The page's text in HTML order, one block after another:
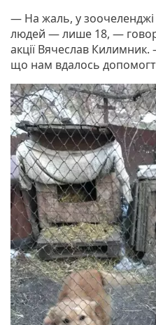
— На жаль, у зоочеленджі
людей — лише 18, —
акції Вячеслав
що нам вдалось